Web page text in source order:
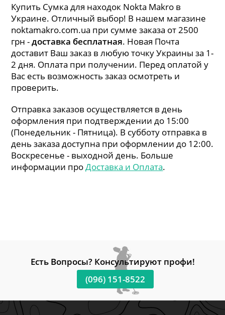
Купить Сумка для находок Nokta Makro в
Украине. Отличный выбор! В нашем магазине
noktamakro.com.ua при сумме заказа от 2500
грн -доставка бесплатная. Новая Почта
доставит Ваш заказ в любую точку Украины за 1-
2 дня. Оплата при получении. Перед оплатой у
Вас есть возможность заказ осмотреть и
проверить.
Отправка заказов осуществляется в день
оформления при подтверждении до 15:00
(Понедельник - Пятница). В субботу отправка в
день заказа доступна при оформлении до 12:00.
Воскресенье - выходной день. Больше
информации проДоставка и Оплата.
Есть Вопросы? Консультируют профи!
(096) 151-8522